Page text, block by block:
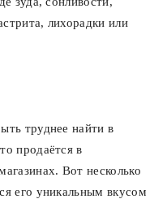
лихорадки или
труднее найти в
продаётся в
Вот несколько
его уникальным вкусом